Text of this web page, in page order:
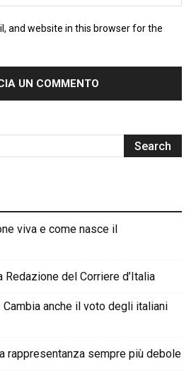
and website in this browser for the
viva e come nasce il
Redazione del Corriere d’Italia
anche il voto degli italiani
rappresentanza sempre più debole